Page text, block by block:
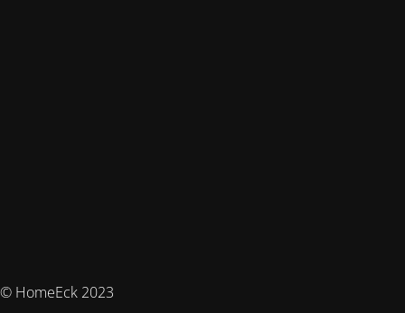
© HomeEck 2023